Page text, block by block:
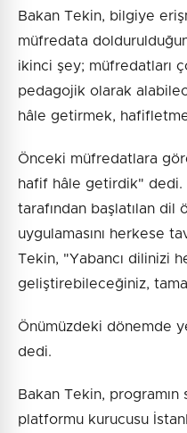
Bakan Tekin, bilgiye
müfredata
ikinci şey; müfredatları
pedagojik olarak
hâle getirmek,
Önceki müfredatlara
hafif hâle getirdik" dedi.
tarafından başlatılan dil
uygulamasını herkese
Tekin, "Yabancı dilinizi
geliştirebileceğiniz,
Önümüzdeki dönemde
dedi.
Bakan Tekin,
platformu kurucusu